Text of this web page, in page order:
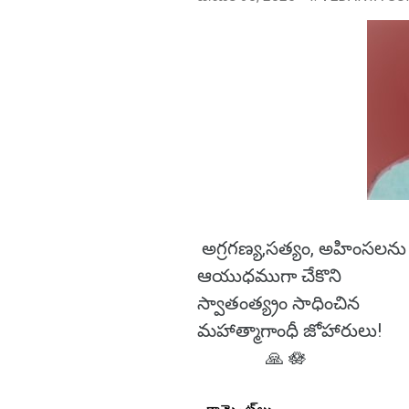
అగ్రగణ్య,సత్యం,
ఆయుధముగా చేకొని
స్వాతంత్య్రం సాధించిన
మహాత్మాగాంధీ జోహారులు!
🙏 🪷